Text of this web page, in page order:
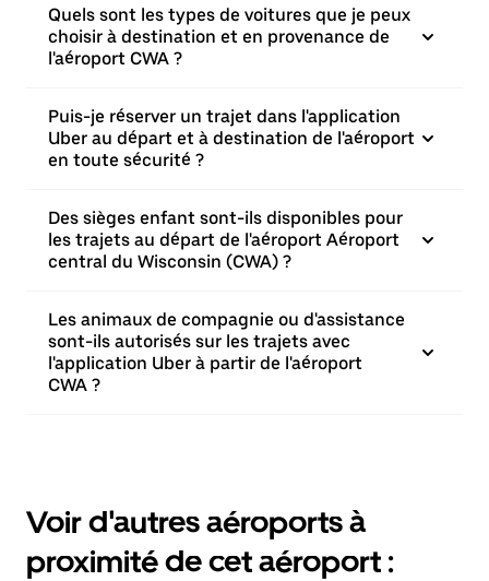
Quels sont les types de voitures que je peux
choisir à destination et en provenance de
l'aéroport CWA ?
Puis-je réserver un trajet dans l'application
Uber au départ et à destination de l'aéroport
en toute sécurité ?
Des sièges enfant sont-ils disponibles pour
les trajets au départ de l'aéroport Aéroport
central du Wisconsin (CWA) ?
Les animaux de compagnie ou d'assistance
sont-ils autorisés sur les trajets avec
l'application Uber à partir de l'aéroport
CWA ?
Voir d'autres aéroports à
proximité de cet aéroport :